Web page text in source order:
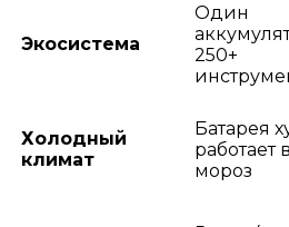
Экосистема
Один
250+
Холодный
климат
Батарея
работает в
мороз